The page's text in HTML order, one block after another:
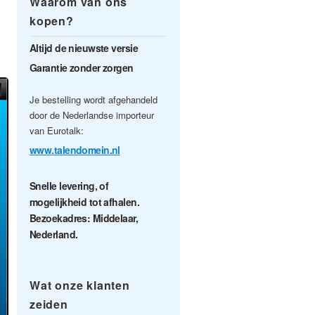
kopen?
Altijd de nieuwste versie
Garantie zonder zorgen
Je bestelling wordt afgehandeld
door de Nederlandse importeur
van Eurotalk:
www.talendomein.nl
Snelle levering, of
mogelijkheid tot afhalen.
Bezoekadres: Middelaar,
Nederland.
Wat onze klanten
zeiden